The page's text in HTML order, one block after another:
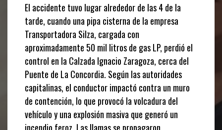
El accidente tuvo lugar alrededor de las 4 de la
tarde, cuando una pipa cisterna de la empresa
Transportadora Silza, cargada con
aproximadamente 50 mil litros de gas LP, perdió el
control en la Calzada Ignacio Zaragoza, cerca del
Puente de La Concordia. Según las autoridades
capitalinas, el conductor impactó contra un muro
de contención, lo que provocó la volcadura del
vehículo y una explosión masiva que generó un
incendio feroz. Las llamas se propagaron